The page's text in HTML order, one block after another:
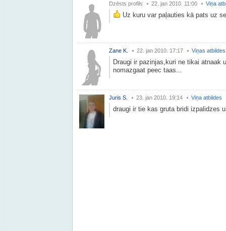
Dzēsts profils 22. jan 2010. 11:00 Viņa
Uz kuru var paļauties kā pats uz
Zane K. 22. jan 2010. 17:17 Viņas atbildes
Draugi ir pazinjas,kuri ne tikai atnaak
nomazgaat peec taas...
Juris S. 23. jan 2010. 19:14 Viņa atbildes
draugi ir tie kas gruta bridi izpalidzes